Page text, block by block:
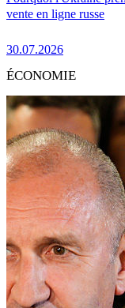
vente en ligne russe
30.07.2026
ÉCONOMIE